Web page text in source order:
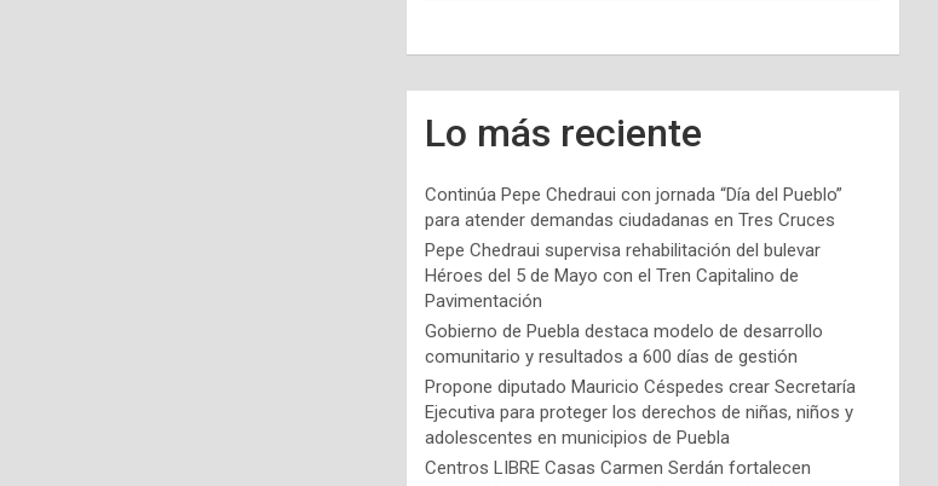
Lo más reciente
Continúa Pepe Chedraui con jornada “Día del Pueblo”
para atender demandas ciudadanas en Tres Cruces
Pepe Chedraui supervisa rehabilitación del bulevar
Héroes del 5 de Mayo con el Tren Capitalino de
Pavimentación
Gobierno de Puebla destaca modelo de desarrollo
comunitario y resultados a 600 días de gestión
Propone diputado Mauricio Céspedes crear Secretaría
Ejecutiva para proteger los derechos de niñas, niños y
adolescentes en municipios de Puebla
Centros LIBRE Casas Carmen Serdán fortalecen